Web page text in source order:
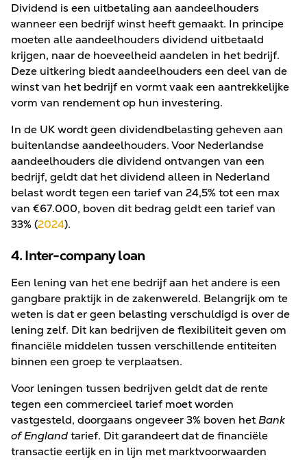
Dividend is een uitbetaling aan aandeelhouders
wanneer een bedrijf winst heeft gemaakt. In principe
moeten alle aandeelhouders dividend uitbetaald
krijgen, naar de hoeveelheid aandelen in het bedrijf.
Deze uitkering biedt aandeelhouders een deel van de
winst van het bedrijf en vormt vaak een aantrekkelijke
vorm van rendement op hun investering.
In de UK wordt geen dividendbelasting geheven aan
buitenlandse aandeelhouders. Voor Nederlandse
aandeelhouders die dividend ontvangen van een
bedrijf, geldt dat het dividend alleen in Nederland
belast wordt tegen een tarief van 24,5% tot een max
van €67.000, boven dit bedrag geldt een tarief van
33% (2024).
4. Inter-company loan
Een lening van het ene bedrijf aan het andere is een
gangbare praktijk in de zakenwereld. Belangrijk om te
weten is dat er geen belasting verschuldigd is over de
lening zelf. Dit kan bedrijven de flexibiliteit geven om
financiële middelen tussen verschillende entiteiten
binnen een groep te verplaatsen.
Voor leningen tussen bedrijven geldt dat de rente
tegen een commercieel tarief moet worden
vastgesteld, doorgaans ongeveer 3% boven hetBank
of Englandtarief. Dit garandeert dat de financiële
transactie eerlijk en in lijn met marktvoorwaarden